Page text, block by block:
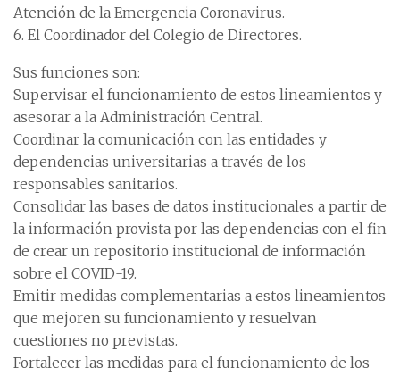
Atención de la Emergencia Coronavirus.
6. El Coordinador del Colegio de Directores.
Sus funciones son:
Supervisar el funcionamiento de estos lineamientos y
asesorar a la Administración Central.
Coordinar la comunicación con las entidades y
dependencias universitarias a través de los
responsables sanitarios.
Consolidar las bases de datos institucionales a partir de
la información provista por las dependencias con el fin
de crear un repositorio institucional de información
sobre el COVID-19.
Emitir medidas complementarias a estos lineamientos
que mejoren su funcionamiento y resuelvan
cuestiones no previstas.
Fortalecer las medidas para el funcionamiento de los